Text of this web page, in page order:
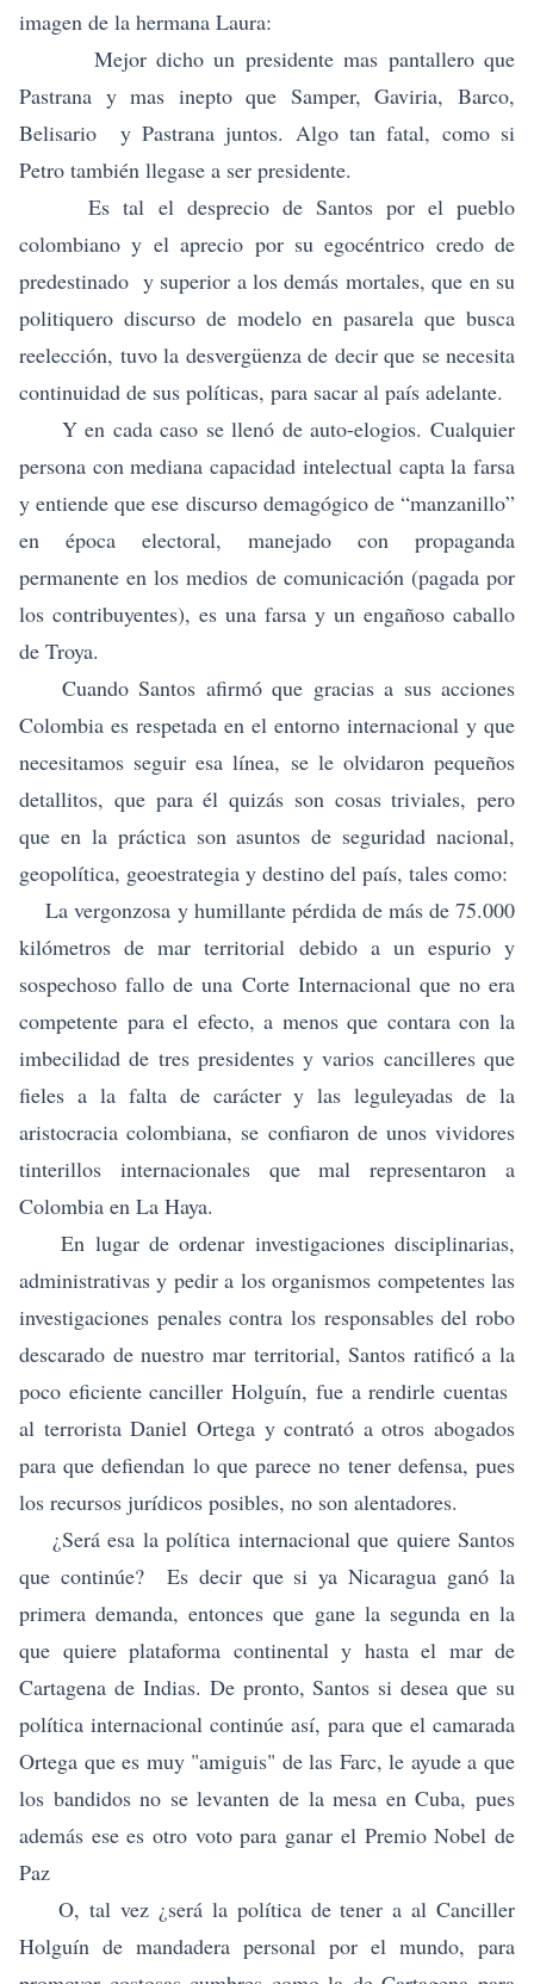
imagen de la hermana Laura:
Mejor dicho un presidente mas pantallero que
Pastrana y mas inepto que Samper, Gaviria, Barco,
Belisario y Pastrana juntos. Algo tan fatal, como si
Petro también llegase a ser presidente.
Es tal el desprecio de Santos por el pueblo
colombiano y el aprecio por su egocéntrico credo de
predestinado y superior a los demás mortales, que en su
politiquero discurso de modelo en pasarela que busca
reelección, tuvo la desvergüenza de decir que se necesita
continuidad de sus políticas, para sacar al país adelante.
Y en cada caso se llenó de auto-elogios. Cualquier
persona con mediana capacidad intelectual capta la farsa
y entiende que ese discurso demagógico de “manzanillo”
en época electoral, manejado con propaganda
permanente en los medios de comunicación (pagada por
los contribuyentes), es una farsa y un engañoso caballo
de Troya.
Cuando Santos afirmó que gracias a sus acciones
Colombia es respetada en el entorno internacional y que
necesitamos seguir esa línea, se le olvidaron pequeños
detallitos, que para él quizás son cosas triviales, pero
que en la práctica son asuntos de seguridad nacional,
geopolítica, geoestrategia y destino del país, tales como:
La vergonzosa y humillante pérdida de más de 75.000
kilómetros de mar territorial debido a un espurio y
sospechoso fallo de una Corte Internacional que no era
competente para el efecto, a menos que contara con la
imbecilidad de tres presidentes y varios cancilleres que
fieles a la falta de carácter y las leguleyadas de la
aristocracia colombiana, se confiaron de unos vividores
tinterillos internacionales que mal representaron a
Colombia en La Haya.
En lugar de ordenar investigaciones disciplinarias,
administrativas y pedir a los organismos competentes las
investigaciones penales contra los responsables del robo
descarado de nuestro mar territorial, Santos ratificó a la
poco eficiente canciller Holguín, fue a rendirle cuentas
al terrorista Daniel Ortega y contrató a otros abogados
para que defiendan lo que parece no tener defensa, pues
los recursos jurídicos posibles, no son alentadores.
¿Será esa la política internacional que quiere Santos
que continúe? Es decir que si ya Nicaragua ganó la
primera demanda, entonces que gane la segunda en la
que quiere plataforma continental y hasta el mar de
Cartagena de Indias. De pronto, Santos si desea que su
política internacional continúe así, para que el camarada
Ortega que es muy "amiguis" de las Farc, le ayude a que
los bandidos no se levanten de la mesa en Cuba, pues
además ese es otro voto para ganar el Premio Nobel de
Paz
O, tal vez ¿será la política de tener a al Canciller
Holguín de mandadera personal por el mundo, para